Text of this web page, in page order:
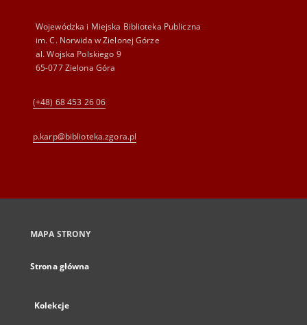
Wojewódzka i Miejska Biblioteka Publiczna
im. C. Norwida w Zielonej Górze
al. Wojska Polskiego 9
65-077 Zielona Góra
(+48) 68 453 26 06
p.karp@biblioteka.zgora.pl
MAPA STRONY
Strona główna
Kolekcje